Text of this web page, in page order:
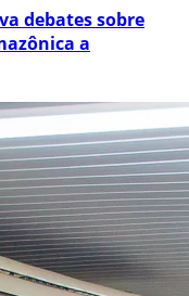
debates sobre
a